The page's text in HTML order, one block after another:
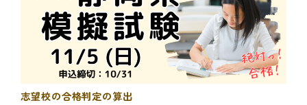
志望校の合格判定の算出